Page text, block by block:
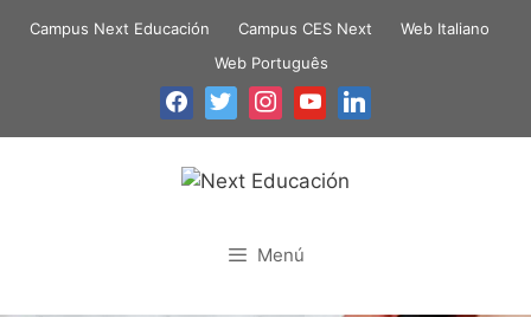
Campus Next Educación Campus CES Next
Web Italiano
Web Português
Menú